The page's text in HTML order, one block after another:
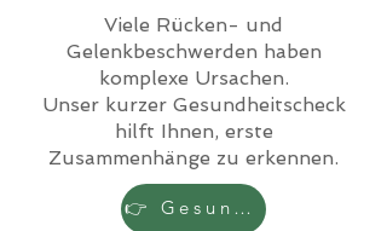
Viele Rücken- und
Gelenkbeschwerden haben
komplexe Ursachen.
Unser kurzer Gesundheitscheck
hilft Ihnen, erste
Zusammenhänge zu erkennen.
👉 Gesundheitscheck starten